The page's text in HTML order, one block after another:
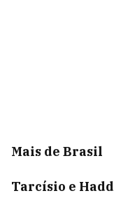
Mais de Brasil
Tarcísio e